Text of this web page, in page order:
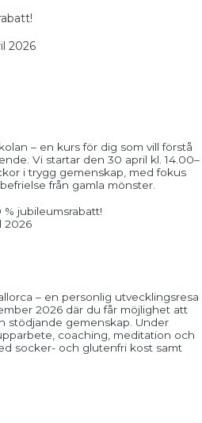
2026
– en kurs för dig som vill förstå
Vi startar den 30 april kl. 14.00–
i trygg gemenskap, med fokus
från gamla mönster.
jubileumsrabatt!
2026
– en personlig utvecklingsresa
2026 där du får möjlighet att
stödjande gemenskap. Under
coaching, meditation och
socker- och glutenfri kost samt